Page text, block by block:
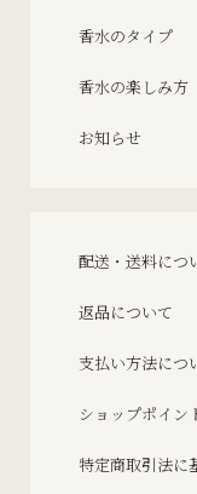
香水のタイプ
香水の楽しみ方
お知らせ
配送・送料につ
返品について
支払い方法につ
ショップポイン
特定商取引法に